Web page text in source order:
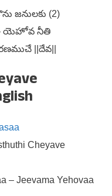
జనులకు (2)
– యెహోవ నీతి
||దేవ||
Cheyave
– Jeevama Yehovaa